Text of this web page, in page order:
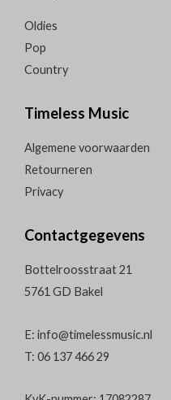
Oldies
Pop
Country
Timeless Music
Algemene voorwaarden
Retourneren
Privacy
Contactgegevens
Bottelroosstraat 21
5761 GD Bakel
E: info@timelessmusic.nl
T: 06 137 466 29